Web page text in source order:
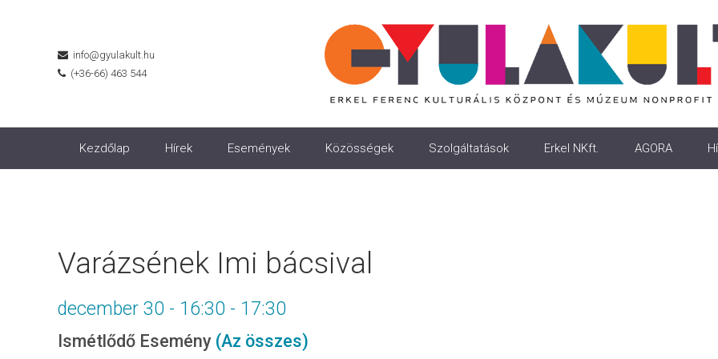
info@gyulakult.hu
(+36-66) 463 544
Kezdőlap Hírek Események Közösségek Szolgáltatások Erkel NKft. AGORA
Varázsének Imi bácsival
december 30 - 16:30 - 17:30
Ismétlődő Esemény (Az összes)